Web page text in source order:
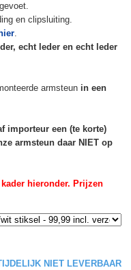
en clipsluiting.
hier.
echt leder en echt leder
armsteun in een
importeur een (te korte)
armsteun daar NIET op
hieronder. Prijzen
NIET LEVERBAAR